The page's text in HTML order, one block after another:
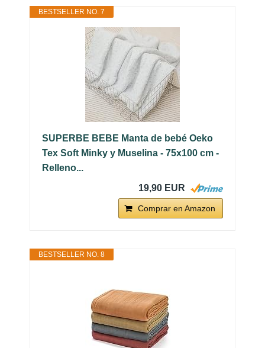
BESTSELLER NO. 7
SUPERBE BEBE Manta de bebé Oeko
Tex Soft Minky y Muselina - 75x100 cm -
Relleno...
19,90 EUR
Comprar en Amazon
BESTSELLER NO. 8